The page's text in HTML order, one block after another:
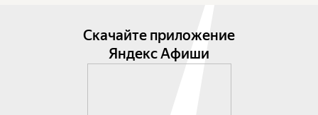
Скачайте приложение
Яндекс Афиши